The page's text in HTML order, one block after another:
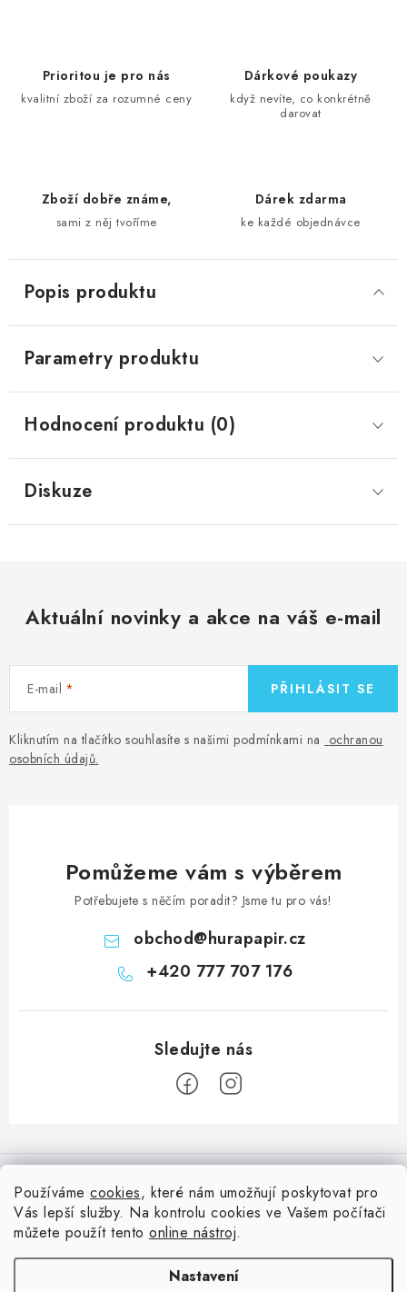
Používáme cookies, které nám umožňují poskytovat pro
Vás lepší služby. Na kontrolu cookies ve Vašem počítači
můžete použít tento online nástroj.
Nastavení
Prioritou je pro nás
kvalitní zboží za rozumné ceny
Dárkové poukazy
když nevíte, co konkrétně
darovat
Zboží dobře známe,
sami z něj tvoříme
Dárek zdarma
ke každé objednávce
Popis produktu
Parametry produktu
Hodnocení produktu (0)
Diskuze
Aktuální novinky a akce na váš e-mail
E-mail
Kliknutím na tlačítko souhlasíte s našimi podmínkami na ochranou
osobních údajů.
PŘIHLÁSIT SE
Pomůžeme vám s výběrem
Potřebujete s něčím poradit? Jsme tu pro vás!
obchod@hurapapir.cz
+420 777 707 176
á
Doprava
Nepřehlédněte
Blog s nápady a návody